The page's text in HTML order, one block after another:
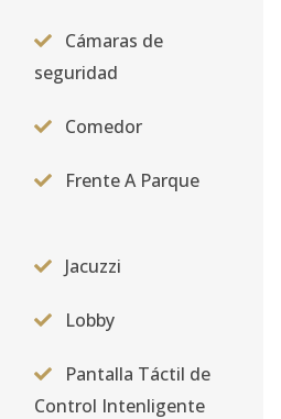
Cámaras de
seguridad
Comedor
Frente A Parque
Jacuzzi
Lobby
Pantalla Táctil de
Control Intenligente